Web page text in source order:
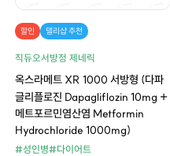
할인 델리샵 추천
직듀오서방정 제네릭
옥스라메트 XR 1000 서방형 (다파
글리플로진 Dapagliflozin 10mg +
메트포르민염산염 Metformin
Hydrochloride 1000mg)
#성인병#다이어트